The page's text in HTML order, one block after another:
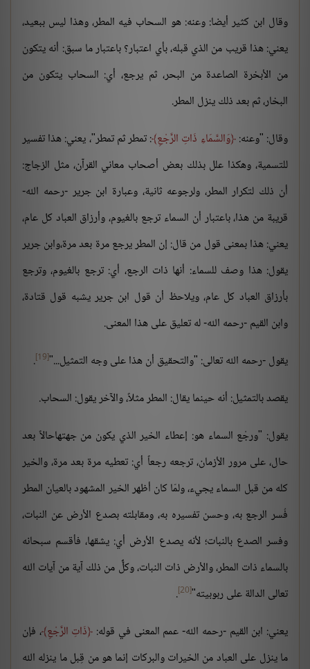
وقال ابن كثير أيضا: وعنه: هو السحاب فيه المطر، وهذا ليس ببعيد،
يعني: هذا قريب من الذي قبله، بأي اعتبار؟ باعتبار ما سبق: أنه يتكون
من الأبخرة الصاعدة من البحر، ثم يرجع، أي: السحاب يتكون من
البخار، ثم بعد ذلك ينزل المطر.
وقال: "وعنه: وَالسَّمَاءِ ذَاتِ الرَّجْعِ : تمطر ثم تمطر"، يعني: هذا تفسير
للتسمية، وهكذا علل بذلك بعض أصحاب معاني القرآن، مثل الزجاج:
أن ذلك لتكرار المطر، ولرجوعه ثانية، وعبارة ابن جرير -رحمه الله-
قريبة من هذا، باعتبار أن السماء ترجع بالغيوم، وأرزاق العباد كل عام،
يعني: هذا بمعنى قول من قال: إن المطر يرجع مرة بعد مرة،وابن جرير
يقول: هذا وصف للسماء: أنها ذات الرجع، أي: ترجع بالغيوم، وترجع
بأرزاق العباد كل عام، ويلاحظ أن قول ابن جرير يشبه قول قتادة،
وابن القيم -رحمه الله- له تعليق على هذا المعنى.
يقول -رحمه الله تعالى: "والتحقيق أن هذا على وجه التمثيل..."[19]
.
يقصد بالتمثيل: أنه حينما يقال: المطر مثلاً، والآخر يقول: السحاب.
يقول: "ورجْع السماء هو: إعطاء الخير الذي يكون من جهتهاحالاً بعد
حال، على مرور الأزمان، ترجعه رجعاً أي: تعطيه مرة بعد مرة، والخير
كله من قبل السماء يجيء، ولمّا كان أظهر الخير المشهود بالعيان المطر
فُسر الرجع به، وحسن تفسيره به، ومقابلته بصدع الأرض عن النبات،
وفسر الصدع بالنبات؛ لأنه يصدع الأرض أي: يشقها، فأقسم سبحانه
بالسماء ذات المطر، والأرض ذات النبات، وكلٌّ من ذلك آية من آيات الله
تعالى الدالة على ربوبيته"[20]
.
يعني: ابن القيم -رحمه الله- عمم المعنى في قوله: ذَاتِ الرَّجْعِ ، فإن
ما ينزل على العباد من الخيرات والبركات إنما هو من قِبل ما ينزله الله